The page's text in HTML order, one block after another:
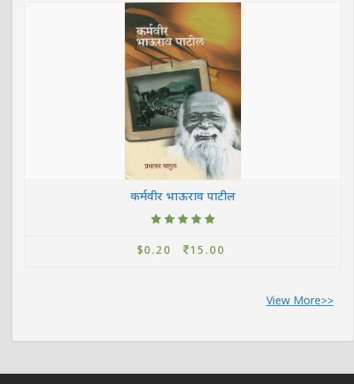
कर्मवीर भाऊराव पाटील
$0.20 15.00
View More>>